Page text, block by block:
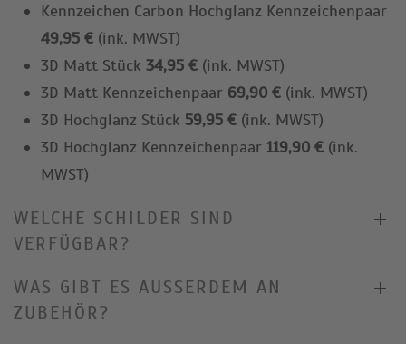
Kennzeichen Carbon Hochglanz Kennzeichenpaar
49,95 € (ink. MWST)
3D Matt Stück 34,95 € (ink. MWST)
3D Matt Kennzeichenpaar 69,90 € (ink. MWST)
3D Hochglanz Stück 59,95 € (ink. MWST)
3D Hochglanz Kennzeichenpaar 119,90 € (ink.
MWST)
WELCHE SCHILDER SIND
VERFÜGBAR?
WAS GIBT ES AUSSERDEM AN Z
UBEHÖR?